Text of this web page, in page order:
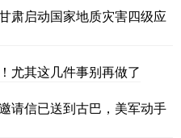
肃启动国家地质灾害四级应
尤其这几件事别再做了
请信已送到古巴，美军动手